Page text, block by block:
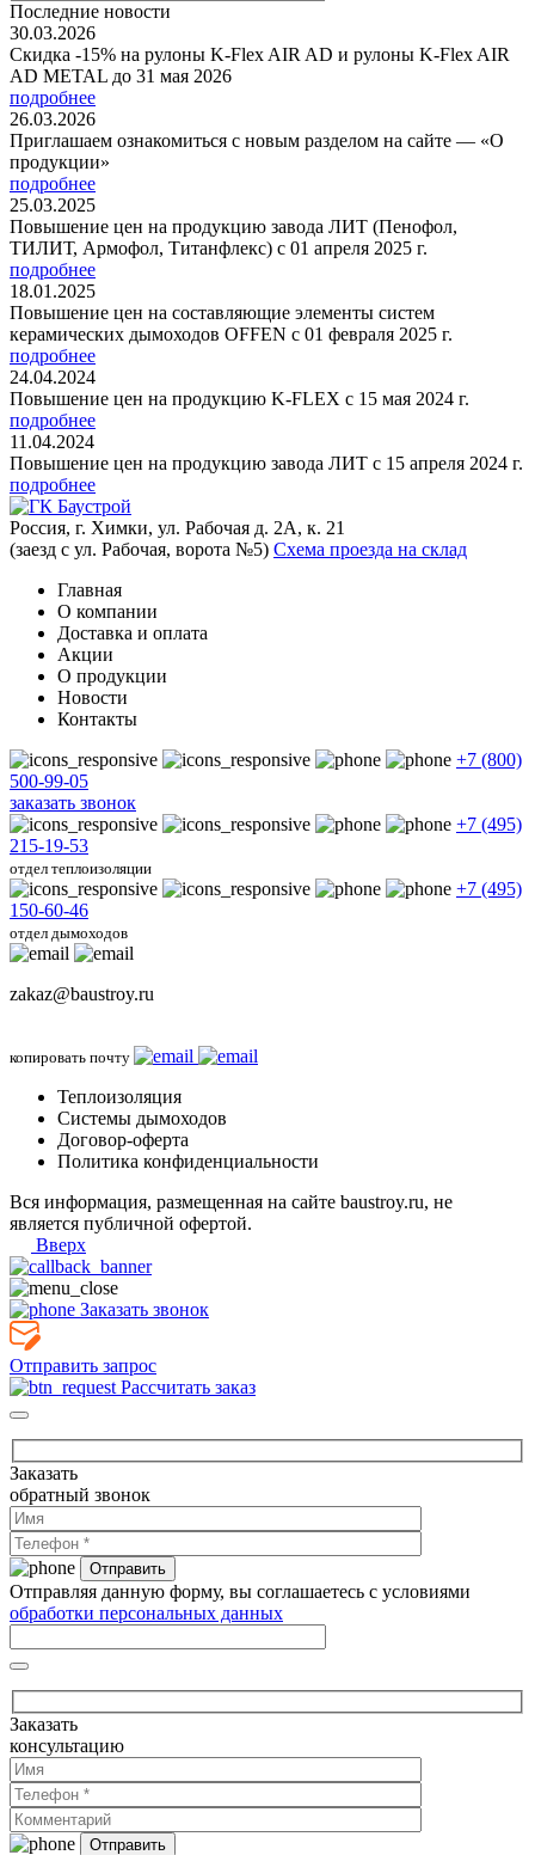
Последние новости
30.03.2026
Скидка -15% на рулоны K-Flex AIR AD и рулоны K-Flex AIR
AD METAL до 31 мая 2026
подробнее
26.03.2026
Приглашаем ознакомиться с новым разделом на сайте — «О
продукции»
подробнее
25.03.2025
Повышение цен на продукцию завода ЛИТ (Пенофол,
ТИЛИТ, Армофол, Титанфлекс) с 01 апреля 2025 г.
подробнее
18.01.2025
Повышение цен на составляющие элементы систем
керамических дымоходов OFFEN с 01 февраля 2025 г.
подробнее
24.04.2024
Повышение цен на продукцию K-FLEX с 15 мая 2024 г.
подробнее
11.04.2024
Повышение цен на продукцию завода ЛИТ с 15 апреля 2024 г.
подробнее
Россия, г. Химки, ул. Рабочая д. 2А, к. 21
(заезд с ул. Рабочая, ворота №5) Схема проезда на склад
Главная
О компании
Доставка и оплата
Акции
О продукции
Новости
Контакты
+7 (800)
500-99-05
заказать звонок
+7 (495)
215-19-53
отдел теплоизоляции
+7 (495)
150-60-46
отдел дымоходов
zakaz@baustroy.ru
копировать почту
Теплоизоляция
Системы дымоходов
Договор-оферта
Политика конфиденциальности
Вся информация, размещенная на сайте baustroy.ru, не
является публичной офертой.
Вверх
Заказать звонок
Отправить запрос
Рассчитать заказ
Заказать
обратный звонок
Отправляя данную форму, вы соглашаетесь с условиями
обработки персональных данных
Заказать
консультацию